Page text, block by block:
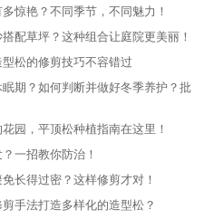
惊艳？不同季节，不同魅力！
配草坪？这种组合让庭院更美丽！
松的修剪技巧不容错过
期？如何判断并做好冬季养护？批
园，平顶松种植指南在这里！
一招教你防治！
长得过密？这样修剪才对！
手法打造多样化的造型松？